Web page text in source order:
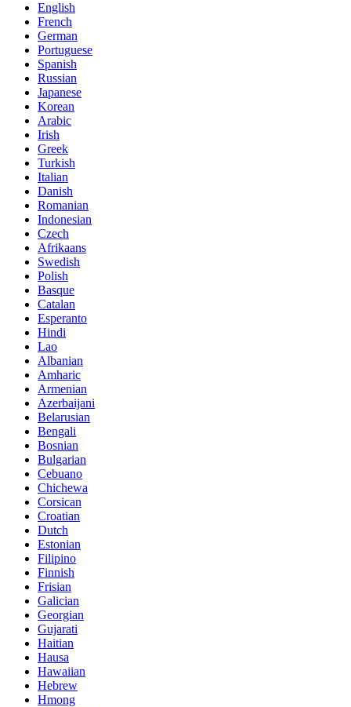
English
French
German
Portuguese
Spanish
Russian
Japanese
Korean
Arabic
Irish
Greek
Turkish
Italian
Danish
Romanian
Indonesian
Czech
Afrikaans
Swedish
Polish
Basque
Catalan
Esperanto
Hindi
Lao
Albanian
Amharic
Armenian
Azerbaijani
Belarusian
Bengali
Bosnian
Bulgarian
Cebuano
Chichewa
Corsican
Croatian
Dutch
Estonian
Filipino
Finnish
Frisian
Galician
Georgian
Gujarati
Haitian
Hausa
Hawaiian
Hebrew
Hmong